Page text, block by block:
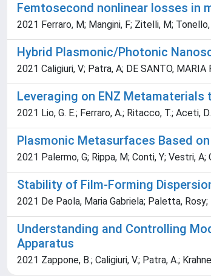
Femtosecond nonlinear losses in
2021 Ferraro, M; Mangini, F; Zitelli, M;
Hybrid Plasmonic/Photonic
2021 Caligiuri, V; Patra, A; DE SANTO,
Leveraging on ENZ Metamaterials
2021 Lio, G. E.; Ferraro, A.; Ritacco, T.; Aceti,
Plasmonic Metasurfaces Based
2021 Palermo, G; Rippa, M; Conti, Y; Vestri,
Stability of Film-Forming
2021 De Paola, Maria Gabriela; Paletta,
Understanding and Controlling
Apparatus
2021 Zappone, B.; Caligiuri, V.; Patra, A.;